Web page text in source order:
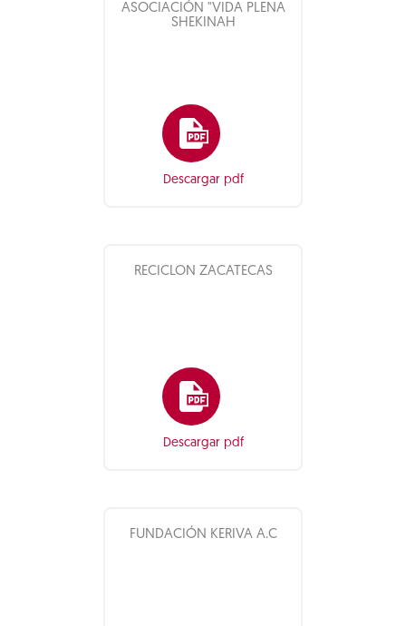
ASOCIACIÓN "VIDA PLENA
SHEKINAH
Descargar pdf
RECICLON ZACATECAS
Descargar pdf
FUNDACIÓN KERIVA A.C